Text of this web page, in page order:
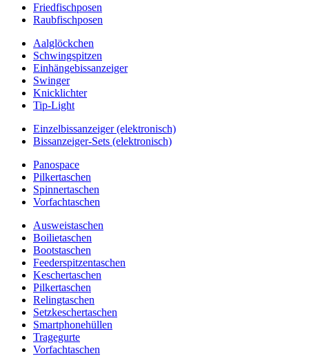
Friedfischposen
Raubfischposen
Aalglöckchen
Schwingspitzen
Einhängebissanzeiger
Swinger
Knicklichter
Tip-Light
Einzelbissanzeiger (elektronisch)
Bissanzeiger-Sets (elektronisch)
Panospace
Pilkertaschen
Spinnertaschen
Vorfachtaschen
Ausweistaschen
Boilietaschen
Bootstaschen
Feederspitzentaschen
Keschertaschen
Pilkertaschen
Relingtaschen
Setzkeschertaschen
Smartphonehüllen
Tragegurte
Vorfachtaschen